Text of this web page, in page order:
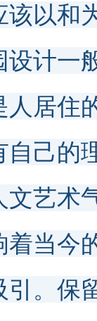
该以和
设计一
人居住
己的
艺术
当今
。保